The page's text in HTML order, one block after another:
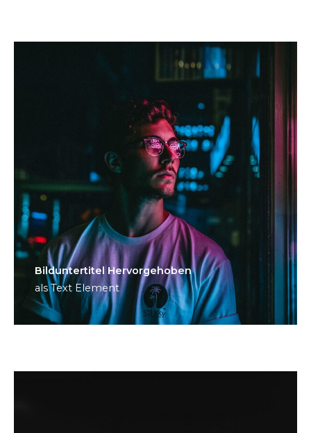
Bild­unter­titel Hervorgehoben
als Text Element